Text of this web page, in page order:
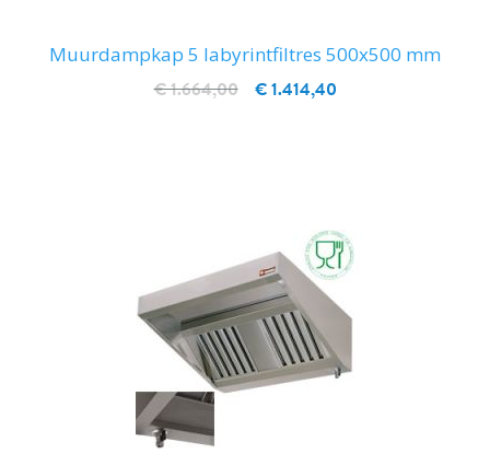
Muurdampkap 5 labyrintfiltres 500x500 mm
€ 1.414,40
€ 1.664,00